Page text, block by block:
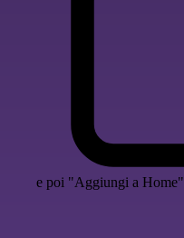
e poi "Aggiungi a Home"